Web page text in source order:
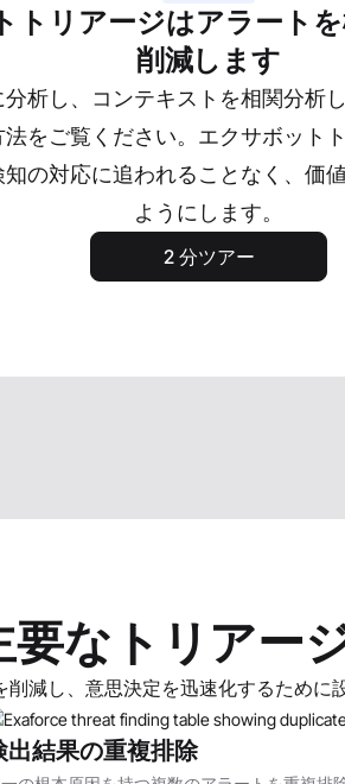
トリアージはアラート
削減します
析し、コンテキストを相関分析
をご覧ください。エクサボット
知の対応に追われることなく、価
ようにします。
2 分ツアー
要なトリアー
削減し、意思決定を迅速化するために
出結果の重複排除